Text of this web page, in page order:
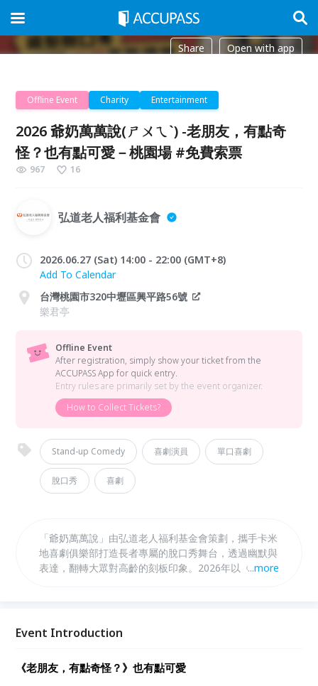
Share Open with app
Offline Event Charity Entertainment
2026 爺奶萬萬說(ㄕㄨㄟˋ) -老朋友，有點奇
怪？也有點可愛－桃園場 #免費索票
967 16
弘道老人福利基金會
2026.06.27 (Sat) 14:00 - 22:00 (GMT+8)
Add To Calendar
台灣桃園市320中壢區興平路56號
樂君亭
Offline Event
After registration, simply show your ticket from the
ACCUPASS App for quick entry.
Entry rules are primarily set by the event organizer.
How to Collect Tickets?
Stand-up Comedy 喜劇演員 單口喜劇
脫口秀 喜劇
「爺奶萬萬說」由弘道老人福利基金會策劃，攜手卡米
地喜劇俱樂部打造長者專屬的脫口秀舞台，透過幽默與
表達，翻轉大眾對高齡的刻板印象。2026年以《老朋
...more
Event Introduction
《老朋友，有點奇怪？》也有點可愛